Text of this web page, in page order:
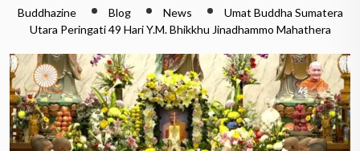
Buddhazine Blog News
Umat Buddha Sumatera
Utara Peringati 49 Hari Y.M. Bhikkhu Jinadhammo Mahathera